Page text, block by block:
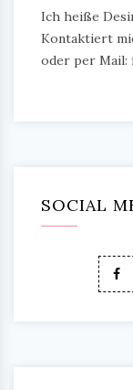
Ich heiße
Kontaktiert
oder per Mail:
SOCIAL